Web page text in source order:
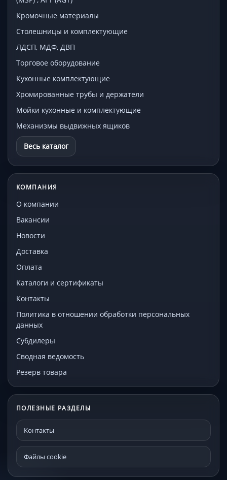
Кромочные материалы
Столешницы и комплектующие
ЛДСП, МДФ, ДВП
Торговое оборудование
Кухонные комплектующие
Хромированные трубы и держатели
Мойки кухонные и комплектующие
Механизмы выдвижных ящиков
Весь каталог
КОМПАНИЯ
О компании
Вакансии
Новости
Доставка
Оплата
Каталоги и сертификаты
Контакты
Политика в отношении обработки персональных
данных
Субдилеры
Сводная ведомость
Резерв товара
ПОЛЕЗНЫЕ РАЗДЕЛЫ
Контакты
Файлы cookie